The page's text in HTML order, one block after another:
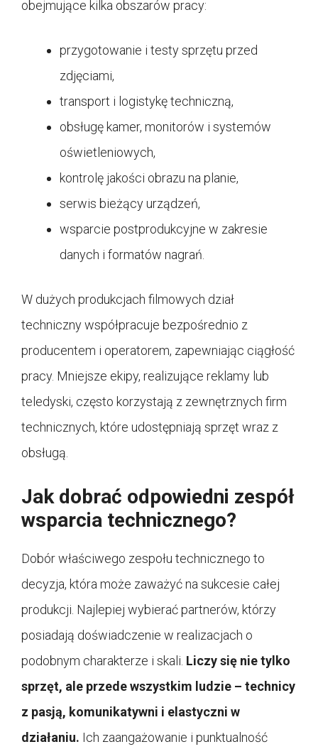
obejmujące kilka obszarów pracy:
przygotowanie i testy sprzętu przed
zdjęciami,
transport i logistykę techniczną,
obsługę kamer, monitorów i systemów
oświetleniowych,
kontrolę jakości obrazu na planie,
serwis bieżący urządzeń,
wsparcie postprodukcyjne w zakresie
danych i formatów nagrań.
W dużych produkcjach filmowych dział
techniczny współpracuje bezpośrednio z
producentem i operatorem, zapewniając ciągłość
pracy. Mniejsze ekipy, realizujące reklamy lub
teledyski, często korzystają z zewnętrznych firm
technicznych, które udostępniają sprzęt wraz z
obsługą.
Jak dobrać odpowiedni zespół
wsparcia technicznego?
Dobór właściwego zespołu technicznego to
decyzja, która może zaważyć na sukcesie całej
produkcji. Najlepiej wybierać partnerów, którzy
posiadają doświadczenie w realizacjach o
podobnym charakterze i skali. Liczy się nie tylko
sprzęt, ale przede wszystkim ludzie – technicy
z pasją, komunikatywni i elastyczni w
działaniu. Ich zaangażowanie i punktualność